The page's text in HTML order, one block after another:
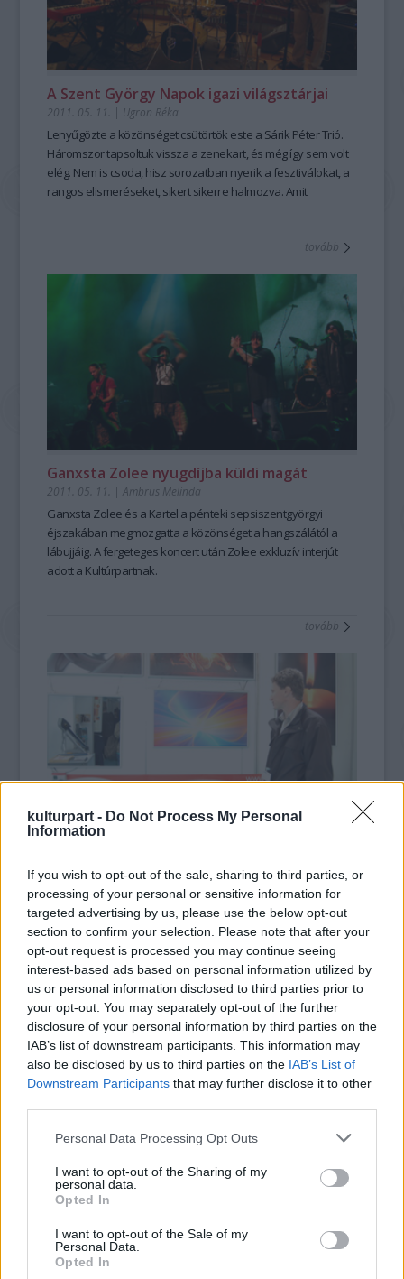
kulturpart - Do Not Process My Personal
Information
If you wish to opt-out of the sale, sharing to third parties, or
processing of your personal or sensitive information for
targeted advertising by us, please use the below opt-out
section to confirm your selection. Please note that after your
opt-out request is processed you may continue seeing
interest-based ads based on personal information utilized by
us or personal information disclosed to third parties prior to
your opt-out. You may separately opt-out of the further
disclosure of your personal information by third parties on the
IAB’s list of downstream participants. This information may
also be disclosed by us to third parties on the IAB’s List of
Downstream Participants that may further disclose it to other
Please note that this website/app uses one or more Google
not limited to your visit or usage behaviour. You may click to
grant or deny consent to Google and its third-party tags to
use your data for below specified purposes in below Google
consent section.
Personal Data Processing Opt Outs
I want to opt-out of the Sharing of my
personal data.
Opted In
I want to opt-out of the Sale of my
Personal Data.
Opted In
A Szent György Napok igazi világsztárjai
2011. 05. 11. | Ugron Réka
Lenyűgözte a közönséget csütörtök este a Sárik Péter Trió.
Háromszor tapsoltuk vissza a zenekart, és még így sem volt
elég. Nem is csoda, hisz sorozatban nyerik a fesztiválokat, a
rangos elismeréseket, sikert sikerre halmozva. Amit
tovább
Ganxsta Zolee nyugdíjba küldi magát
2011. 05. 11. |Ambrus Melinda
Ganxsta Zolee és a Kartel a pénteki sepsiszentgyörgyi
éjszakában megmozgatta a közönséget a hangszálától a
lábujjáig. A fergeteges koncert után Zolee exkluzív interjút
adott a Kultúrpartnak.
tovább
2011. 05. 11.|Ugron Réka
A környezetvédelem hallatán, mindenkinek az első, ami
beugrik: a szelektív hulladékgyűjtés. Pedig ez csak az első
lépés.
A fesztivál alkalmával megszervezett és az ezzel egyidős
Szent György Expó erre a problémára próbálja a második
lépés lehetőségét nyújtani.
tovább
Egy előadás mellékhatásai
2011. 05. 10.|Kultúrpart
Képtelen vagyok normális és komoly dolgokat írni az